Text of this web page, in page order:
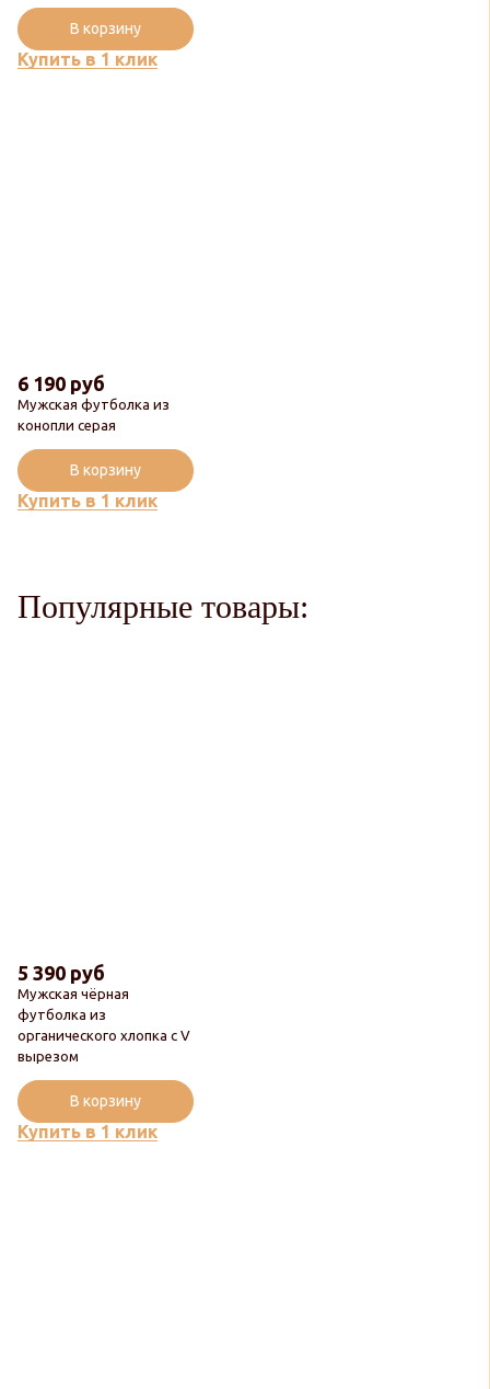
Популярный
Купить в 1 клик
В корзину
Мужская футболка из
конопли серая
6 190 руб
Купить в 1 клик
В корзину
Популярные товары:
Мужская чёрная
футболка из
органического хлопка с V
вырезом
5 390 руб
Купить в 1 клик
В корзину